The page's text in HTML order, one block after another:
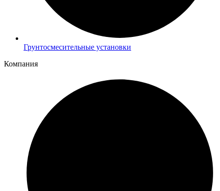
Грунтосмесительные установки
Компания